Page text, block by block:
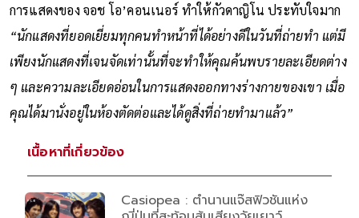
การแสดงของ จอช โอ’คอนเนอร์ ทำให้กัวดาญิโน ประทับใจมาก
“นักแสดงที่ยอดเยี่ยมทุกคนทำหน้าที่ได้อย่างดีในวันที่ถ่ายทำ แต่มี
เพียงนักแสดงที่เจนจัดเท่านั้นที่จะทำให้คุณค้นพบรายละเอียดต่าง
ๆ และความละเอียดอ่อนในการแสดงออกทางร่างกายของเขา เมื่อ
คุณได้มานั่งอยู่ในห้องตัดต่อและได้ดูสิ่งที่ถ่ายทำมาแล้ว”
เนื้อหาที่เกี่ยวข้อง
Casiopea : ตำนานแจ๊สฟิวชันแห่ง